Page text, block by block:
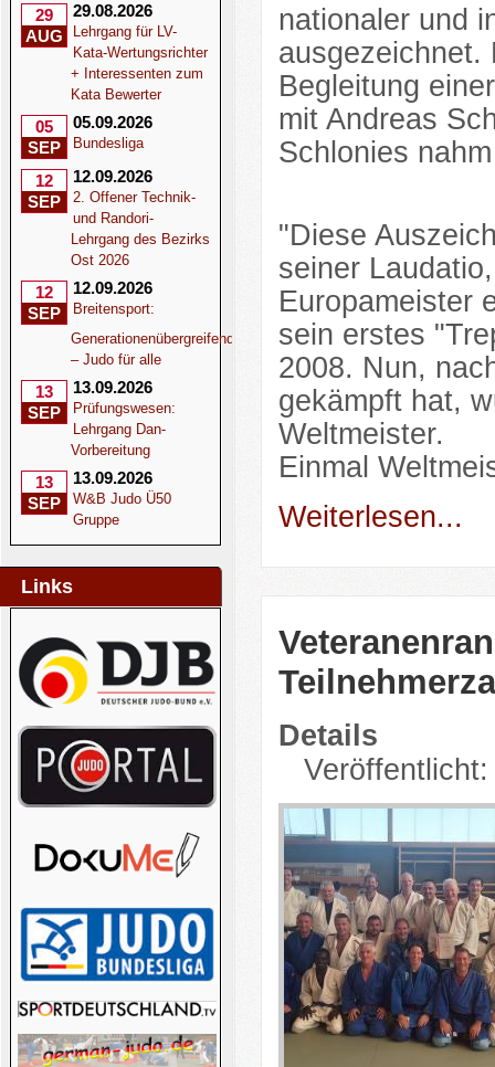
29
AUG
29.08.2026
Lehrgang für LV-
Kata-Wertungsrichter
+ Interessenten zum
Kata Bewerter
05
SEP
05.09.2026
Bundesliga
12
SEP
12.09.2026
2. Offener Technik-
und Randori-
Lehrgang des Bezirks
Ost 2026
12
SEP
12.09.2026
Breitensport:
Generationenübergreifend
– Judo für alle
13
SEP
13.09.2026
Prüfungswesen:
Lehrgang Dan-
Vorbereitung
13
SEP
13.09.2026
W&B Judo Ü50
Gruppe
Links
nationaler und
ausgezeichnet.
Begleitung
mit Andreas
Schlonies
"Diese
seiner
Europameister
sein erstes
2008. Nun,
gekämpft hat,
Weltmeister.
Einmal
Weiterlesen...
Details